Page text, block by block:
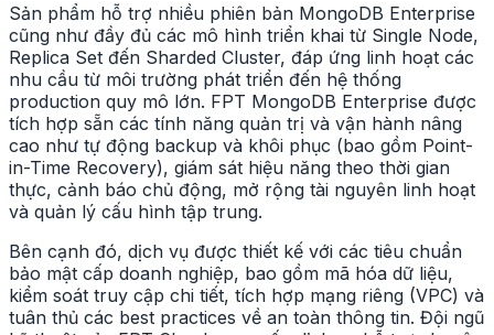
Sản phẩm hỗ trợ nhiều phiên bản MongoDB Enterprise
cũng như đầy đủ các mô hình triển khai từ Single Node,
Replica Set đến Sharded Cluster, đáp ứng linh hoạt các
nhu cầu từ môi trường phát triển đến hệ thống
production quy mô lớn. FPT MongoDB Enterprise được
tích hợp sẵn các tính năng quản trị và vận hành nâng
cao như tự động backup và khôi phục (bao gồm Point-
in-Time Recovery), giám sát hiệu năng theo thời gian
thực, cảnh báo chủ động, mở rộng tài nguyên linh hoạt
và quản lý cấu hình tập trung.
Bên cạnh đó, dịch vụ được thiết kế với các tiêu chuẩn
bảo mật cấp doanh nghiệp, bao gồm mã hóa dữ liệu,
kiểm soát truy cập chi tiết, tích hợp mạng riêng (VPC) và
tuân thủ các best practices về an toàn thông tin. Đội ngũ